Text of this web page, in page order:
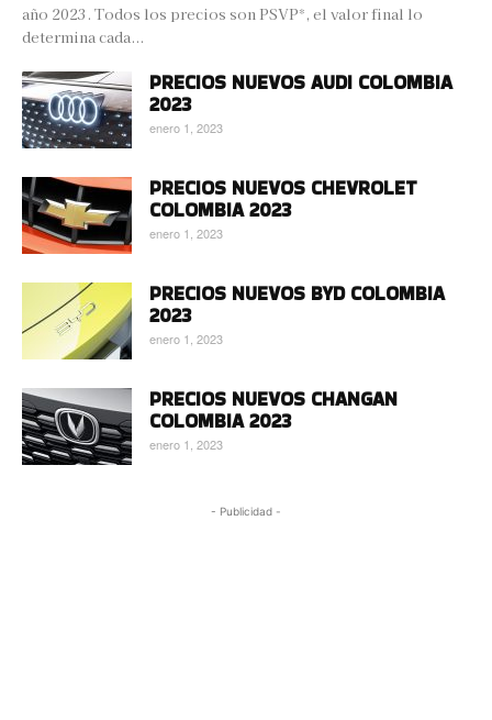
año 2023. Todos los precios son PSVP*, el valor final lo
determina cada...
PRECIOS NUEVOS AUDI COLOMBIA
2023
enero 1, 2023
PRECIOS NUEVOS CHEVROLET
COLOMBIA 2023
enero 1, 2023
PRECIOS NUEVOS BYD COLOMBIA
2023
enero 1, 2023
PRECIOS NUEVOS CHANGAN
COLOMBIA 2023
enero 1, 2023
- Publicidad -